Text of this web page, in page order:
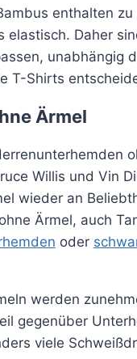
enthalten
elastisch. Daher
unabhängig
T-Shirts
Ärmel
Willis und Vin
wieder an
Ärmel, auch
oder
werden
gegenüber
viele